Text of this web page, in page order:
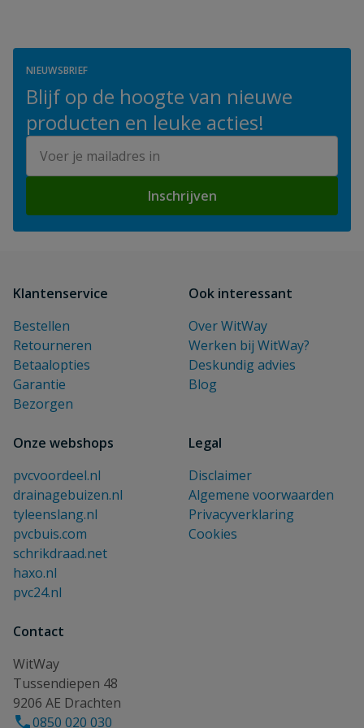
NIEUWSBRIEF
Blijf op de hoogte van nieuwe
producten en leuke acties!
Inschrijven
Klantenservice
Bestellen
Retourneren
Betaalopties
Garantie
Bezorgen
Ook interessant
Over WitWay
Werken bij WitWay?
Deskundig advies
Blog
Onze webshops
pvcvoordeel.nl
drainagebuizen.nl
tyleenslang.nl
pvcbuis.com
schrikdraad.net
haxo.nl
pvc24.nl
Legal
Disclaimer
Algemene voorwaarden
Privacyverklaring
Cookies
Contact
WitWay
Tussendiepen 48
9206 AE Drachten
0850 020 030